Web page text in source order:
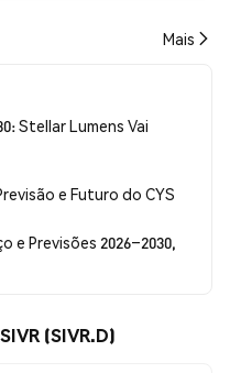
Mais
Stellar Lumens Vai
e Futuro do CYS
e Previsões 2026–2030,
(SIVR.D)